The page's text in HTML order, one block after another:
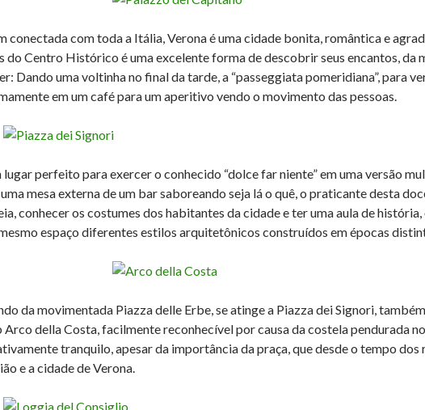
conectada com toda a Itália, Verona é uma cidade bonita, romântica e
do Centro Histórico é uma excelente forma de descobrir seus encantos, da
Dando uma voltinha no final da tarde, a “passeggiata pomeridiana”, para
em um café para um aperitivo vendo o movimento das pessoas.
lugar perfeito para exercer o conhecido “dolce far niente” em uma versão
mesa externa de um bar saboreando seja lá o quê, o praticante desta
conhecer os costumes dos habitantes da cidade e ter uma aula de
espaço diferentes estilos arquitetônicos construídos em épocas
da movimentada Piazza delle Erbe, se atinge a Piazza dei Signori,
Arco della Costa, facilmente reconhecível por causa da costela pendurada
tranquilo, apesar da importância da praça, que desde o tempo
e a cidade de Verona.